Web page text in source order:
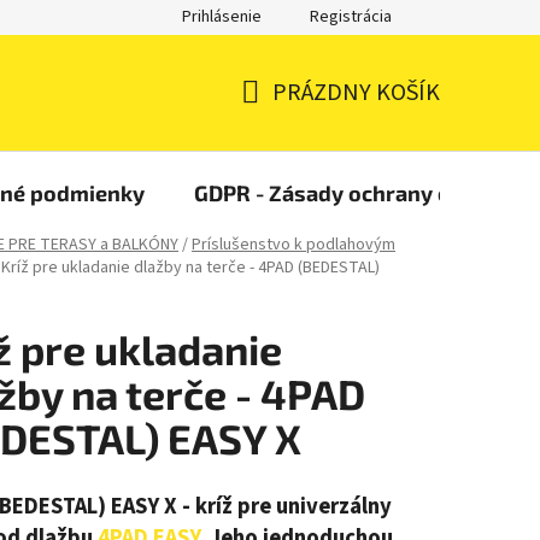
Prihlásenie Registrácia
KOŠÍK
PRÁZDNY KOŠÍK
podmienky GDPR - Zásady ochrany
PRE TERASY a BALKÓNY/Príslušenstvo k podlahovým
Kríž pre ukladanie dlažby na terče - 4PAD (BEDESTAL)
pre ukladanie
na terče - 4PAD
EASY X
EASY X - kríž pre univerzálny